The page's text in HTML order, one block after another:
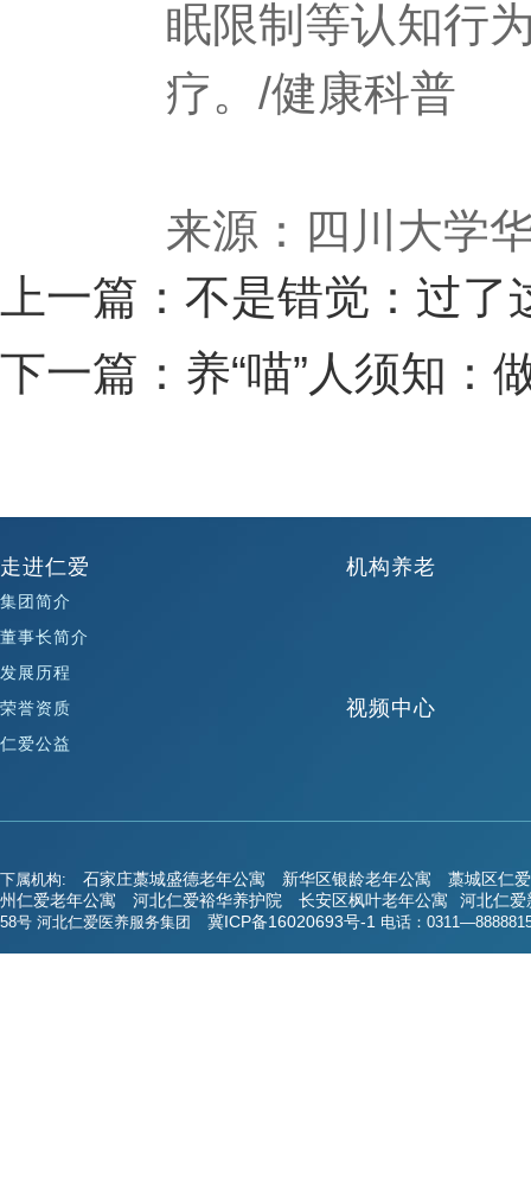
眠限制等认知行
疗。/健康科普
来源：四川大学
上一篇：不是错觉：过
下一篇：养“喵”人须知
走进仁爱
集团简介
董事长简介
发展历程
荣誉资质
仁爱公益
机构养老
视频中心
下属机构: 石家庄藁城盛德老年公寓 新华区银龄老年公寓
藁城区仁
州仁爱老年公寓
河北仁爱裕华养护院 长安区枫叶老年公寓 河北仁爱
58号 河北仁爱医养服务集团 冀ICP备16020693号-1 电话：